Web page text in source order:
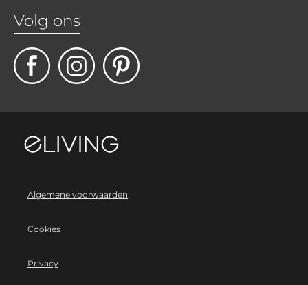
Volg ons
Algemene voorwaarden
Cookies
Privacy